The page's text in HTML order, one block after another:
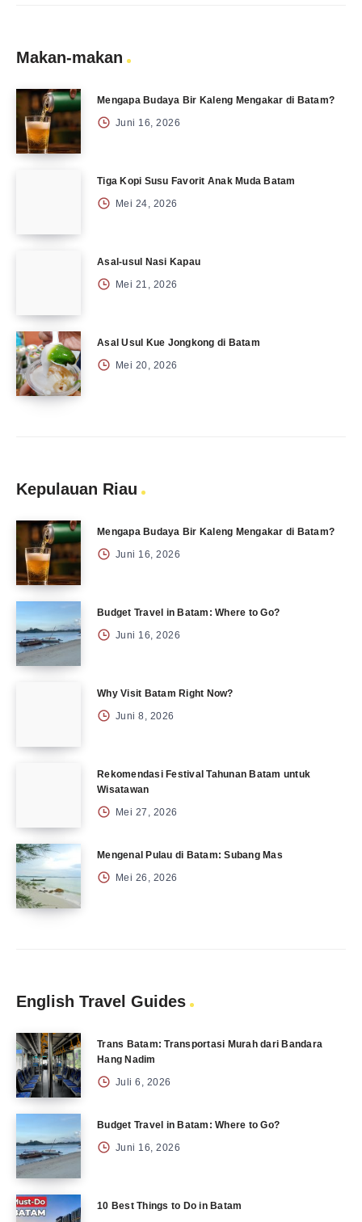
Makan-makan
Mengapa Budaya Bir Kaleng Mengakar di Batam?
Juni 16, 2026
Tiga Kopi Susu Favorit Anak Muda Batam
Mei 24, 2026
Asal-usul Nasi Kapau
Mei 21, 2026
Asal Usul Kue Jongkong di Batam
Mei 20, 2026
Kepulauan Riau
Mengapa Budaya Bir Kaleng Mengakar di Batam?
Juni 16, 2026
Budget Travel in Batam: Where to Go?
Juni 16, 2026
Why Visit Batam Right Now?
Juni 8, 2026
Rekomendasi Festival Tahunan Batam untuk
Wisatawan
Mei 27, 2026
Mengenal Pulau di Batam: Subang Mas
Mei 26, 2026
English Travel Guides
Trans Batam: Transportasi Murah dari Bandara
Hang Nadim
Juli 6, 2026
Budget Travel in Batam: Where to Go?
Juni 16, 2026
10 Best Things to Do in Batam